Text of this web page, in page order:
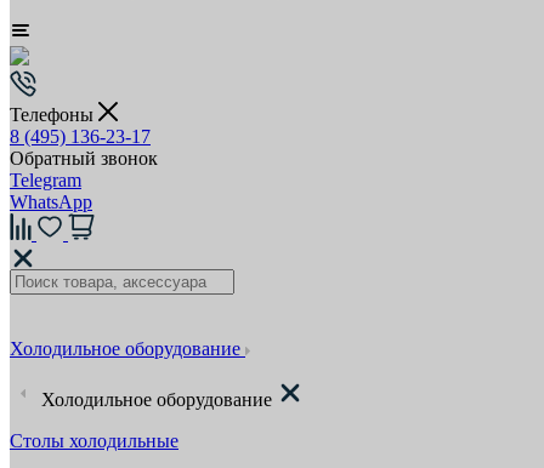
Телефоны
8 (495) 136-23-17
Обратный звонок
Telegram
WhatsApp
Холодильное оборудование
Холодильное оборудование
Столы холодильные